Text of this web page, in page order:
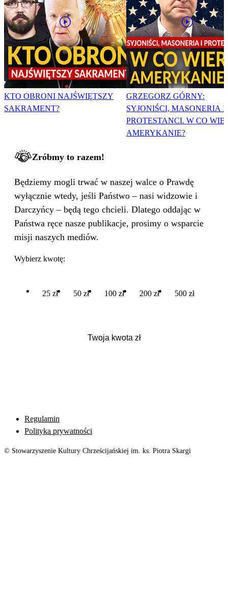
KTO OBRONI NAJŚWIĘTSZY
SAKRAMENT?
GRZEGORZ GÓRNY:
SYJONIŚCI, MASONERIA I
PROTESTANCI. W CO
AMERYKANIE?
Zróbmy to razem!
Będziemy mogli trwać w naszej walce o Prawdę
wyłącznie wtedy, jeśli Państwo – nasi widzowie i
Darczyńcy – będą tego chcieli. Dlatego oddając w
Państwa ręce nasze publikacje, prosimy o wsparcie
misji naszych mediów.
Wybierz kwotę:
25 zł 50 zł 100 zł 200 zł 500 zł
Regulamin
Polityka prywatności
© Stowarzyszenie Kultury Chrześcijańskiej im. ks. Piotra Skargi